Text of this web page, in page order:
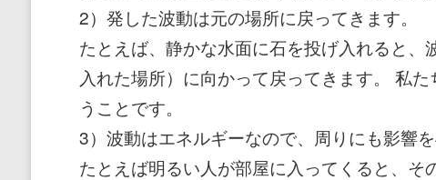
2）発した波動は元の場所に戻ってきます。
たとえば、静かな水面に石を投げ入れると
入れた場所）に向かって戻ってきます。 私
うことです。
3）波動はエネルギーなので、周りにも影響を
たとえば明るい人が部屋に入ってくると、